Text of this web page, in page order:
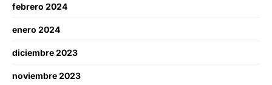
febrero 2024
enero 2024
diciembre 2023
noviembre 2023